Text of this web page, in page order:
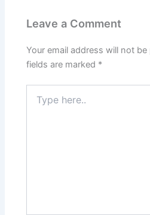
Leave a Comment
Your email address will not be
fields are marked *
here..